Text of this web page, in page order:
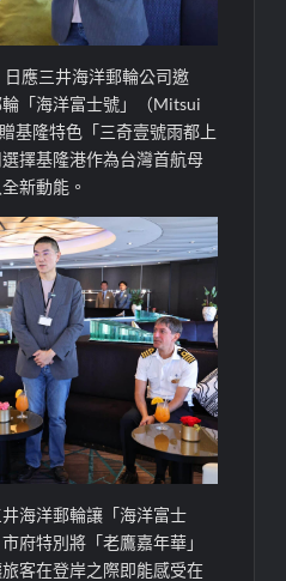
應三井海洋郵輪公司邀
「海洋富士號」（Mitsui
基隆特色「三奇壹號雨都上
擇基隆港作為台灣首航母
新動能。
海洋郵輪讓「海洋富士
府特別將「老鷹嘉年華」
客在登岸之際即能感受在